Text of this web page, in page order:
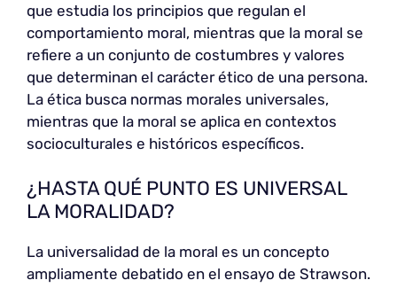
que estudia los principios que regulan el
comportamiento moral, mientras que la moral se
refiere a un conjunto de costumbres y valores
que determinan el carácter ético de una persona.
La ética busca normas morales universales,
mientras que la moral se aplica en contextos
socioculturales e históricos específicos.
¿HASTA QUÉ PUNTO ES UNIVERSAL
LA MORALIDAD?
La universalidad de la moral es un concepto
ampliamente debatido en el ensayo de Strawson.